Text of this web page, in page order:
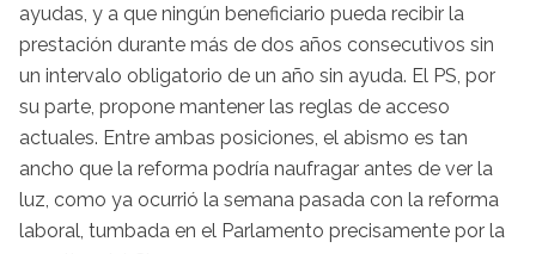
ayudas, y a que ningún beneficiario pueda recibir la
prestación durante más de dos años consecutivos sin
un intervalo obligatorio de un año sin ayuda. El PS, por
su parte, propone mantener las reglas de acceso
actuales. Entre ambas posiciones, el abismo es tan
ancho que la reforma podría naufragar antes de ver la
luz, como ya ocurrió la semana pasada con la reforma
laboral, tumbada en el Parlamento precisamente por la